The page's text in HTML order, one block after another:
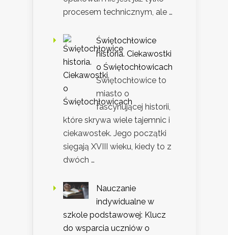
procesem technicznym, ale …
Świętochłowice
historia. Ciekawostki
o Świętochłowicach
Świętochłowice to
miasto o
fascynującej historii,
które skrywa wiele tajemnic i
ciekawostek. Jego początki
sięgają XVIII wieku, kiedy to z
dwóch …
Nauczanie
indywidualne w
szkole podstawowej: Klucz
do wsparcia uczniów o